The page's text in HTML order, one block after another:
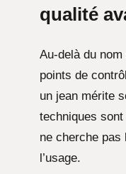
qualité
Au-delà du
points de
un jean mérite
techniques sont
ne cherche pas
l’usage.